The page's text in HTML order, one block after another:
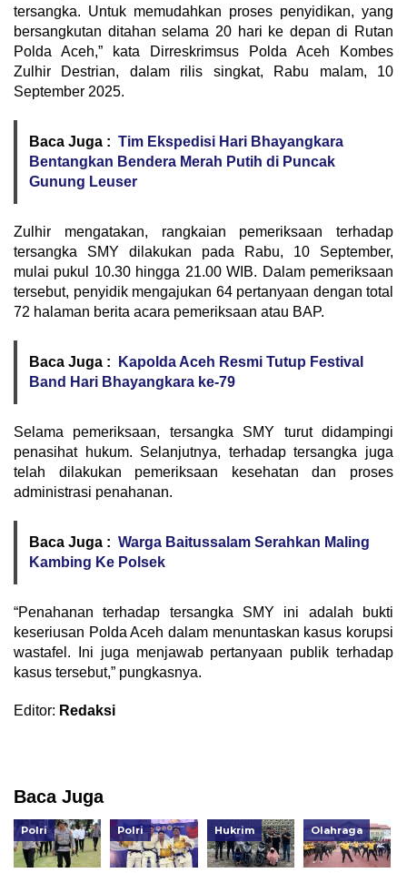
tersangka. Untuk memudahkan proses penyidikan, yang
bersangkutan ditahan selama 20 hari ke depan di Rutan
Polda Aceh,” kata Dirreskrimsus Polda Aceh Kombes
Zulhir Destrian, dalam rilis singkat, Rabu malam, 10
September 2025.
Baca Juga : Tim Ekspedisi Hari Bhayangkara
Bentangkan Bendera Merah Putih di Puncak
Gunung Leuser
Zulhir mengatakan, rangkaian pemeriksaan terhadap
tersangka SMY dilakukan pada Rabu, 10 September,
mulai pukul 10.30 hingga 21.00 WIB. Dalam pemeriksaan
tersebut, penyidik mengajukan 64 pertanyaan dengan total
72 halaman berita acara pemeriksaan atau BAP.
Baca Juga :
Kapolda Aceh Resmi Tutup Festival
Band Hari Bhayangkara ke-79
Selama pemeriksaan, tersangka SMY turut didampingi
penasihat hukum. Selanjutnya, terhadap tersangka juga
telah dilakukan pemeriksaan kesehatan dan proses
administrasi penahanan.
Baca Juga : Warga Baitussalam Serahkan Maling
Kambing Ke Polsek
“Penahanan terhadap tersangka SMY ini adalah bukti
keseriusan Polda Aceh dalam menuntaskan kasus korupsi
wastafel. Ini juga menjawab pertanyaan publik terhadap
kasus tersebut,” pungkasnya.
Editor: Redaksi
Baca Juga
Polri Polri Hukrim Olahraga